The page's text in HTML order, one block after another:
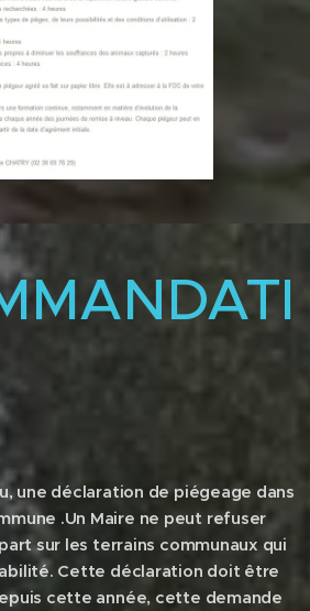
une déclaration de piégeage dans
.Un Maire ne peut refuser
sur les terrains communaux qui
Cette déclaration doit être
cette année, cette demande